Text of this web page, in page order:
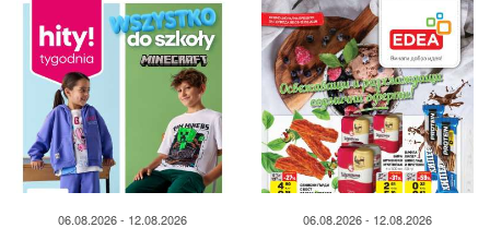
06.08.2026 - 12.08.2026 06.08.2026 - 12.08.2026